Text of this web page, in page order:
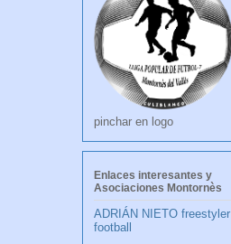
pinchar en logo
Enlaces interesantes y
Asociaciones Montornès
ADRIÁN NIETO freestyler
football